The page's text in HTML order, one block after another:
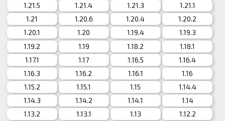
1.21.5
1.21.4 1.21.3
1.21.1
1.21
1.20.6 1.20.4
1.20.2
1.20.1
1.20 1.19.4
1.19.3
1.19.2
1.19 1.18.2
1.18.1
1.17.1
1.17 1.16.5
1.16.4
1.16.3
1.16.2 1.16.1
1.16
1.15.2
1.15.1 1.15
1.14.4
1.14.3
1.14.2 1.14.1
1.14
1.13.2
1.13.1 1.13
1.12.2